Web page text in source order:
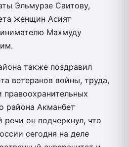
Эльмурзе Саитову,
женщин Асият
Махмуду
также поздравил
ветеранов войны, труда,
района Акманбет
он подчеркнул, что
сегодня на деле